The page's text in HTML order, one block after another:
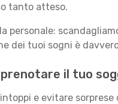
tanto atteso.
personale:
dei tuoi sogni è
il tuo
e evitare